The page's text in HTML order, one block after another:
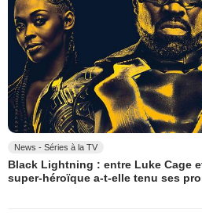
News - Séries à la TV
Black Lightning : entre Luke Cage
super-héroïque a-t-elle tenu ses